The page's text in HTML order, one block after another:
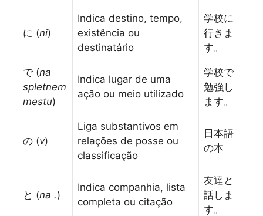
に (ni)
Indica destino, tempo,
existência ou
destinatário
学校に
行きま
す。
で (na
spletnem
mestu)
Indica lugar de uma
ação ou meio utilizado
学校で
勉強し
ます。
の (v)
Liga substantivos em
relações de posse ou
classificação
日本語
の本
と (na .)
Indica companhia, lista
completa ou citação
友達と
話しま
す。